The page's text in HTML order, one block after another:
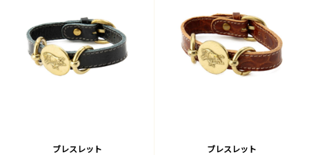
ブレスレット
ブレスレット